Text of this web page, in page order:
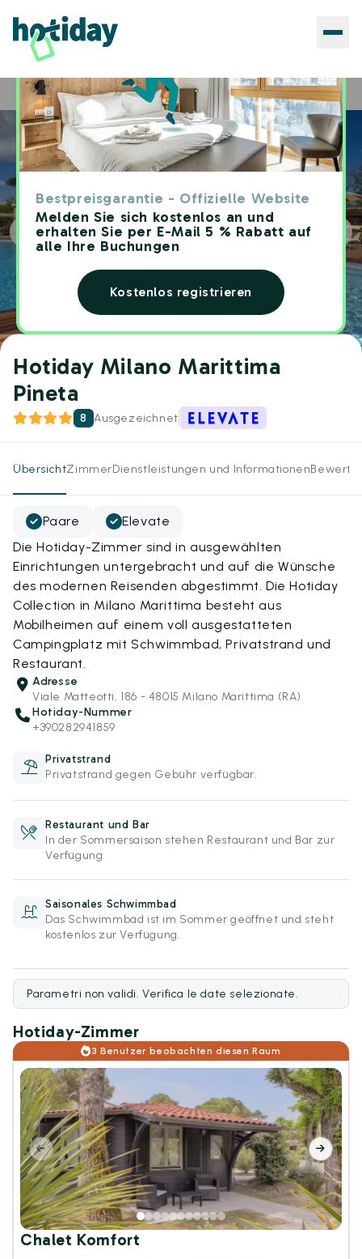
Bestpreisgarantie - Offizielle Website
Melden Sie sich kostenlos an und
erhalten Sie per E-Mail 5 % Rabatt auf
alle Ihre Buchungen
Kostenlos registrieren
Home Hotels Hotiday Milano Marittima Pineta
Hotiday Milano Marittima
Pineta
8 Ausgezeichnet
ÜbersichtZimmerDienstleistungen und Informationen
Paare
Elevate
Die Hotiday-Zimmer sind in ausgewählten
Einrichtungen untergebracht und auf die Wünsche
des modernen Reisenden abgestimmt. Die Hotiday
Collection in Milano Marittima besteht aus
Mobilheimen auf einem voll ausgestatteten
Campingplatz mit Schwimmbad, Privatstrand und
Restaurant.
Adresse
Viale Matteotti, 186 - 48015 Milano Marittima (RA)
Hotiday-Nummer
+390282941859
Privatstrand
Privatstrand gegen Gebühr verfügbar.
Restaurant und Bar
In der Sommersaison stehen Restaurant und Bar zur
Verfügung.
Saisonales Schwimmbad
Das Schwimmbad ist im Sommer geöffnet und steht
kostenlos zur Verfügung.
Parametri non validi. Verifica le date selezionate.
Hotiday-Zimmer
3 Benutzer beobachten diesen Raum
Chalet Komfort